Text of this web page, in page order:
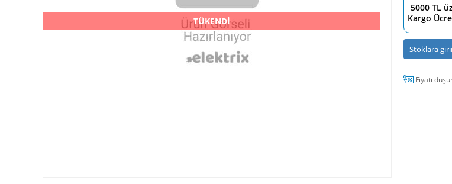
TÜKENDİ
5000 TL
Kargo
Stoklara
Fiyatı